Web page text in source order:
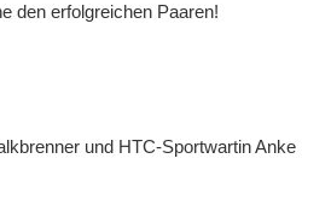
den erfolgreichen Paaren!
und HTC-Sportwartin Anke